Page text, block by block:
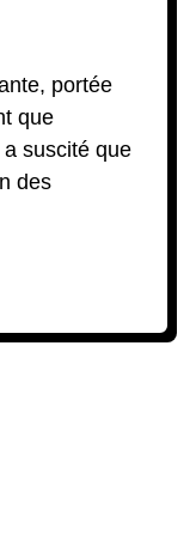
portée
que
suscité que
des